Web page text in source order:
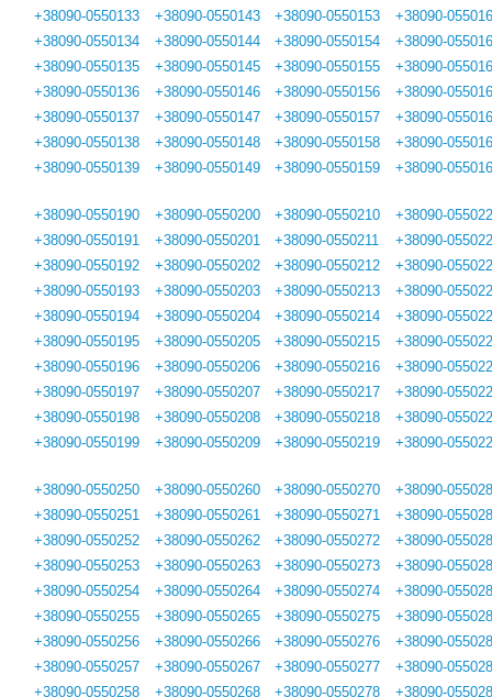
+38090-0550133
+38090-0550134
+38090-0550135
+38090-0550136
+38090-0550137
+38090-0550138
+38090-0550139
+38090-0550143
+38090-0550144
+38090-0550145
+38090-0550146
+38090-0550147
+38090-0550148
+38090-0550149
+38090-0550153
+38090-0550154
+38090-0550155
+38090-0550156
+38090-0550157
+38090-0550158
+38090-0550159
+38090-
+38090-
+38090-
+38090-
+38090-
+38090-
+38090-
+38090-0550190
+38090-0550191
+38090-0550192
+38090-0550193
+38090-0550194
+38090-0550195
+38090-0550196
+38090-0550197
+38090-0550198
+38090-0550199
+38090-0550200
+38090-0550201
+38090-0550202
+38090-0550203
+38090-0550204
+38090-0550205
+38090-0550206
+38090-0550207
+38090-0550208
+38090-0550209
+38090-0550210
+38090-0550211
+38090-0550212
+38090-0550213
+38090-0550214
+38090-0550215
+38090-0550216
+38090-0550217
+38090-0550218
+38090-0550219
+38090-
+38090-
+38090-
+38090-
+38090-
+38090-
+38090-
+38090-
+38090-
+38090-
+38090-0550250
+38090-0550251
+38090-0550252
+38090-0550253
+38090-0550254
+38090-0550255
+38090-0550256
+38090-0550257
+38090-0550258
+38090-0550260
+38090-0550261
+38090-0550262
+38090-0550263
+38090-0550264
+38090-0550265
+38090-0550266
+38090-0550267
+38090-0550268
+38090-0550270
+38090-0550271
+38090-0550272
+38090-0550273
+38090-0550274
+38090-0550275
+38090-0550276
+38090-0550277
+38090-0550278
+38090-
+38090-
+38090-
+38090-
+38090-
+38090-
+38090-
+38090-
+38090-